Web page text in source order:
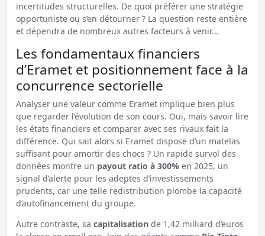
incertitudes structurelles. De quoi préférer une stratégie
opportuniste ou s’en détourner ? La question reste entière
et dépendra de nombreux autres facteurs à venir…
Les fondamentaux financiers
d’Eramet et positionnement face à la
concurrence sectorielle
Analyser une valeur comme Eramet implique bien plus
que regarder l’évolution de son cours. Oui, mais savoir lire
les états financiers et comparer avec ses rivaux fait la
différence. Qui sait alors si Eramet dispose d’un matelas
suffisant pour amortir des chocs ? Un rapide survol des
données montre un payout ratio à 300%en 2025, un
signal d’alerte pour les adeptes d’investissements
prudents, car une telle redistribution plombe la capacité
d’autofinancement du groupe.
Autre contraste, sa capitalisation de 1,42 milliard d’euros